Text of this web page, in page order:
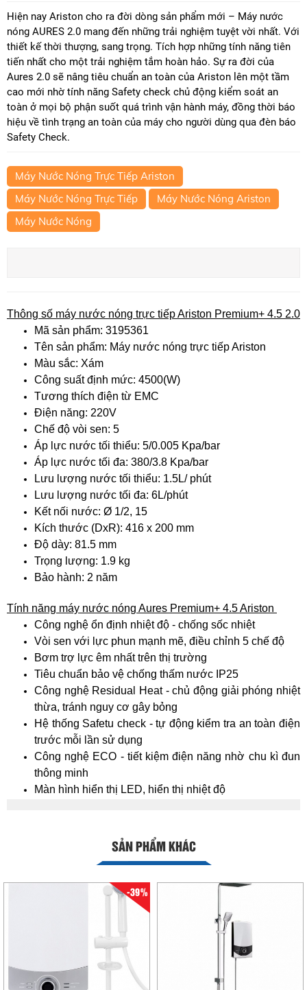
Hiện nay Ariston cho ra đời dòng sản phẩm mới – Máy nước
nóng AURES 2.0 mang đến những trải nghiệm tuyệt vời nhất. Với
thiết kế thời thượng, sang trọng. Tích hợp những tính năng tiên
tiến nhất cho một trải nghiệm tắm hoàn hảo. Sự ra đời của
Aures 2.0 sẽ nâng tiêu chuẩn an toàn của Ariston lên một tầm
cao mới nhờ tính năng Safety check chủ động kiểm soát an
toàn ở mọi bộ phận suốt quá trình vận hành máy, đồng thời báo
hiệu về tình trạng an toàn của máy cho người dùng qua đèn báo
Safety Check.
Máy Nước Nóng Trực Tiếp Ariston
Máy Nước Nóng Trực Tiếp
Máy Nước Nóng Ariston
Máy Nước Nóng
Thông số máy nước nóng trực tiếp Ariston Premium+ 4.5 2.0
Mã sản phẩm: 3195361
Tên sản phẩm: Máy nước nóng trực tiếp Ariston
Màu sắc: Xám
Công suất định mức: 4500(W)
Tương thích điện từ EMC
Điện năng: 220V
Chế độ vòi sen: 5
Áp lực nước tối thiểu: 5/0.005 Kpa/bar
Áp lực nước tối đa: 380/3.8 Kpa/bar
Lưu lượng nước tối thiểu: 1.5L/ phút
Lưu lượng nước tối đa: 6L/phút
Kết nối nước: Ø 1/2, 15
Kích thước (DxR): 416 x 200 mm
Độ dày: 81.5 mm
Trọng lượng: 1.9 kg
Bảo hành: 2 năm
Tính năng máy nước nóng Aures Premium+ 4.5 Ariston
Công nghệ ổn định nhiệt độ - chống sốc nhiệt
Vòi sen với lực phun mạnh mẽ, điều chỉnh 5 chế độ
Bơm trợ lực êm nhất trên thị trường
Tiêu chuẩn bảo vệ chống thấm nước IP25
Công nghệ Residual Heat - chủ động giải phóng nhiệt
thừa, tránh nguy cơ gây bỏng
Hệ thống Safetu check - tự động kiểm tra an toàn điện
trước mỗi lần sử dụng
Công nghệ ECO - tiết kiệm điện năng nhờ chu kì đun
thông minh
Màn hình hiển thị LED, hiển thị nhiệt độ
SẢN PHẨM KHÁC
-39%